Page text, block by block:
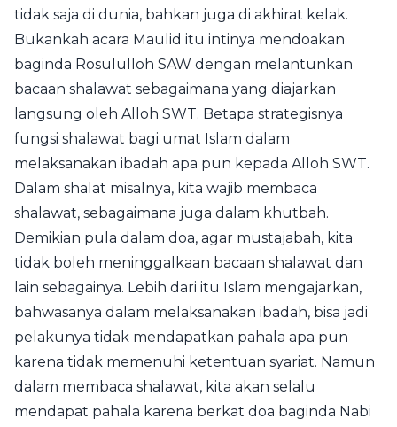
tidak saja di dunia, bahkan juga di akhirat kelak.
Bukankah acara Maulid itu intinya mendoakan
baginda Rosululloh SAW dengan melantunkan
bacaan shalawat sebagaimana yang diajarkan
langsung oleh Alloh SWT. Betapa strategisnya
fungsi shalawat bagi umat Islam dalam
melaksanakan ibadah apa pun kepada Alloh SWT.
Dalam shalat misalnya, kita wajib membaca
shalawat, sebagaimana juga dalam khutbah.
Demikian pula dalam doa, agar mustajabah, kita
tidak boleh meninggalkaan bacaan shalawat dan
lain sebagainya. Lebih dari itu Islam mengajarkan,
bahwasanya dalam melaksanakan ibadah, bisa jadi
pelakunya tidak mendapatkan pahala apa pun
karena tidak memenuhi ketentuan syariat. Namun
dalam membaca shalawat, kita akan selalu
mendapat pahala karena berkat doa baginda Nabi